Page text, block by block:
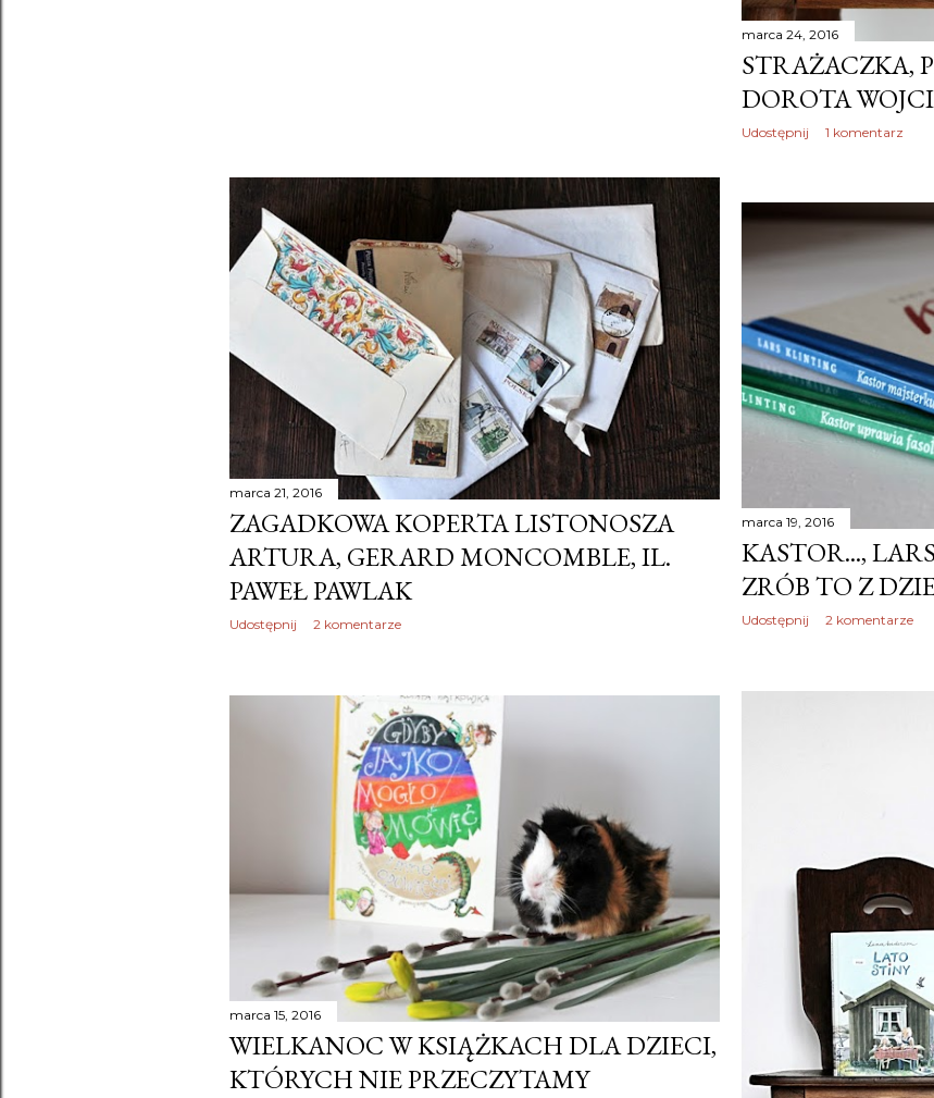
marca 24, 2016
STRAŻACZKA,
DOROTA
Udostępnij 1 komentarz
marca 21, 2016
ZAGADKOWA KOPERTA LISTONOSZA
ARTURA, GERARD MONCOMBLE, IL.
PAWEŁ PAWLAK
Udostępnij 2 komentarze
marca 19, 2016
KASTOR...,
ZRÓB TO Z
Udostępnij 2 komentarze
marca 15, 2016
WIELKANOC W KSIĄŻKACH DLA DZIECI,
KTÓRYCH NIE PRZECZYTAMY